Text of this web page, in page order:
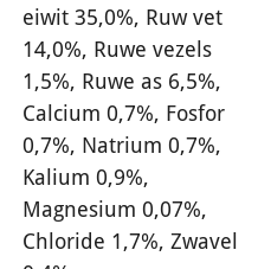
eiwit 35,0%, Ruw vet
14,0%, Ruwe vezels
1,5%, Ruwe as 6,5%,
Calcium 0,7%, Fosfor
0,7%, Natrium 0,7%,
Kalium 0,9%,
Magnesium 0,07%,
Chloride 1,7%, Zwavel